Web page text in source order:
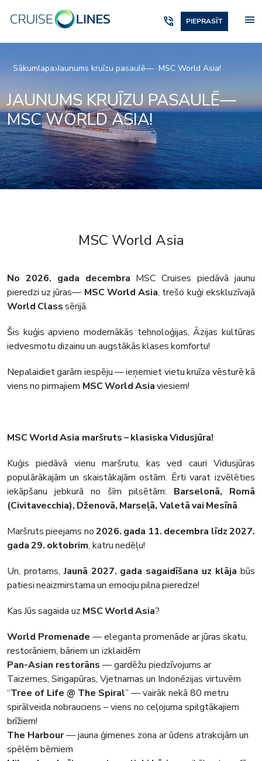
phone_in_talk PIEPRASĪT menu
Sākumlapa Jaunums kruīzu pasaulē— MSC World Asia!
JAUNUMS KRUĪZU PASAULĒ—
MSC WORLD ASIA!
MSC World Asia
No 2026. gada decembra MSC Cruises piedāvā jaunu
pieredzi uz jūras— MSC World Asia, trešo kuģi ekskluzīvajā
World Classsērijā.
Šis kuģis apvieno modernākās tehnoloģijas, Āzijas kultūras
iedvesmotu dizainu un augstākās klases komfortu!
Nepalaidiet garām iespēju — ieņemiet vietu kruīza vēsturē kā
viens no pirmajiem MSC World Asiaviesiem!
MSC World Asia maršruts – klasiska Vidusjūra!
Kuģis piedāvā vienu maršrutu, kas ved cauri Vidusjūras
populārākajām un skaistākajām ostām. Ērti varat izvēlēties
iekāpšanu jebkurā no šīm pilsētām: Barselonā, Romā
(Civitavecchia), Dženovā, Marseļā, Valetā vai Mesīnā.
Maršruts pieejams no2026. gada 11. decembra līdz 2027.
gada 29. oktobrim, katru nedēļu!
Un, protams,Jaunā 2027. gada sagaidīšana uz klāja būs
patiesi neaizmirstama un emociju pilna pieredze!
Kas Jūs sagaida uz MSC World Asia?
World Promenade — eleganta promenāde ar jūras skatu,
restorāniem, bāriem un izklaidēm
Pan-Asian restorāns — gardēžu piedzīvojums ar
Taizemes, Singapūras, Vjetnamas un Indonēzijas virtuvēm
“Tree of Life @ The Spiral” — vairāk nekā 80 metru
spirālveida nobrauciens – viens no ceļojuma spilgtākajiem
brīžiem!
The Harbour— jauna ģimenes zona ar ūdens atrakcijām un
spēlēm bērniem